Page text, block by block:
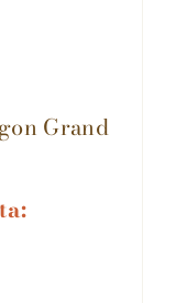
Grand